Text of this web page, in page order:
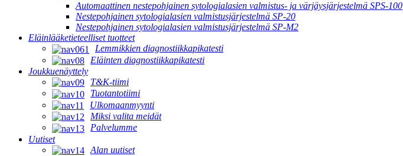
Automaattinen nestepohjainen sytologialasien valmistus- ja värjäysjärjestelmä SPS-100
Nestepohjainen sytologialasien valmistusjärjestelmä SP-20
Nestepohjainen sytologialasien valmistusjärjestelmä SP-M2
Eläinlääketieteelliset tuotteet
Lemmikkien diagnostiikkapikatesti
Eläinten diagnostiikkapikatesti
Joukkuenäyttely
T&K-tiimi
Tuotantotiimi
Ulkomaanmyynti
Miksi valita meidät
Palvelumme
Uutiset
Alan uutiset